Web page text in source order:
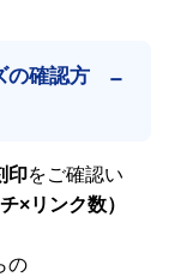
レンタル会社様、建
プロ仕様」製品で
品も販売できなくは
求するプロの方々
がわかるからです。
の確認方
印をご確認い
×リンク数）
の